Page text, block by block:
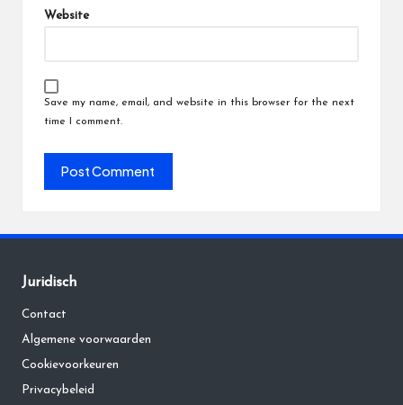
Website
Save my name, email, and website in this browser for the next
time I comment.
Juridisch
Contact
Algemene voorwaarden
Cookievoorkeuren
Privacybeleid